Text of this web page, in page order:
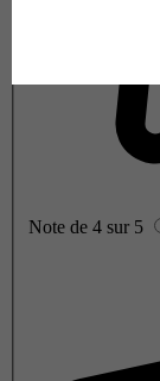
Note de 4 sur 5